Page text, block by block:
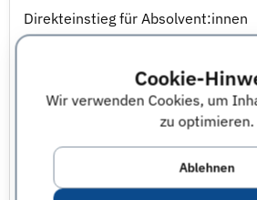
Cookie-
Wir verwenden Cookies, um
zu optimieren.
Ablehnen
Direkteinstieg für Absolvent:innen
Abschlussarbeit im Unternehmen
Praktikum